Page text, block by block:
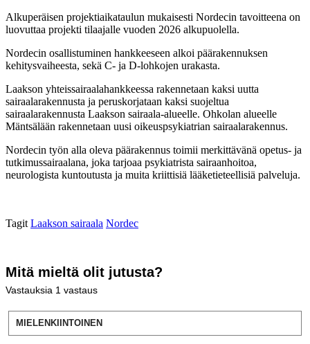
Alkuperäisen projektiaikataulun mukaisesti Nordecin tavoitteena on
luovuttaa projekti tilaajalle vuoden 2026 alkupuolella.
Nordecin osallistuminen hankkeeseen alkoi päärakennuksen
kehitysvaiheesta, sekä C- ja D-lohkojen urakasta.
Laakson yhteissairaalahankkeessa rakennetaan kaksi uutta
sairaalarakennusta ja peruskorjataan kaksi suojeltua
sairaalarakennusta Laakson sairaala-alueelle. Ohkolan alueelle
Mäntsälään rakennetaan uusi oikeuspsykiatrian sairaalarakennus.
Nordecin työn alla oleva päärakennus toimii merkittävänä opetus- ja
tutkimussairaalana, joka tarjoaa psykiatrista sairaanhoitoa,
neurologista kuntoutusta ja muita kriittisiä lääketieteellisiä palveluja.
Tagit Laakson sairaala Nordec
Mitä mieltä olit jutusta?
Vastauksia 1 vastaus
MIELENKIINTOINEN